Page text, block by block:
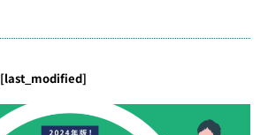
[last_modified]